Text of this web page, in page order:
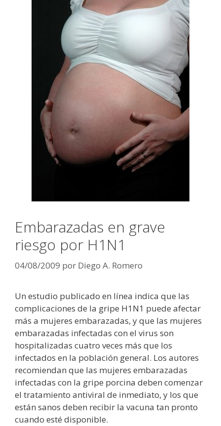
Embarazadas en grave
riesgo por H1N1
04/08/2009 por Diego A. Romero
Un estudio publicado en línea indica que las
complicaciones de la gripe H1N1 puede afectar
más a mujeres embarazadas, y que las mujeres
embarazadas infectadas con el virus son
hospitalizadas cuatro veces más que los
infectados en la población general. Los autores
recomiendan que las mujeres embarazadas
infectadas con la gripe porcina deben comenzar
el tratamiento antiviral de inmediato, y los que
están sanos deben recibir la vacuna tan pronto
cuando esté disponible.